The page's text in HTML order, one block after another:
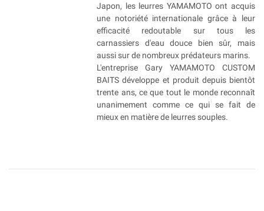
Japon, les leurres YAMAMOTO ont acquis
une notoriété internationale grâce à leur
efficacité redoutable sur tous les
carnassiers d'eau douce bien sûr, mais
aussi sur de nombreux prédateurs marins.
L'entreprise Gary YAMAMOTO CUSTOM
BAITS développe et produit depuis bientôt
trente ans, ce que tout le monde reconnaît
unanimement comme ce qui se fait de
mieux en matière de leurres souples.